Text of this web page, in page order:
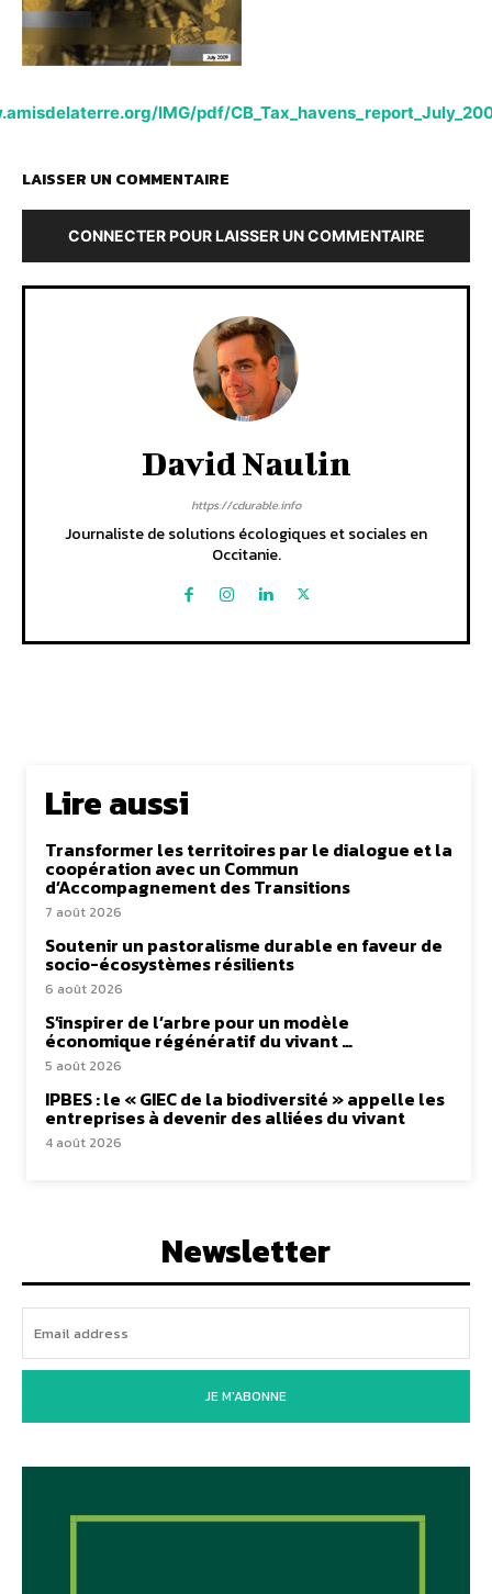
IMG/pdf/
LAISSER UN COMMENTAIRE
CONNECTER POUR LAISSER UN COMMENTAIRE
David Naulin
https://cdurable.info
Journaliste de solutions écologiques et sociales en
Occitanie.
Lire aussi
Transformer les territoires par le dialogue et la
coopération avec un Commun
d’Accompagnement des Transitions
7 août 2026
Soutenir un pastoralisme durable en faveur de
socio-écosystèmes résilients
6 août 2026
S’inspirer de l’arbre pour un modèle
économique régénératif du vivant …
5 août 2026
IPBES : le « GIEC de la biodiversité » appelle les
entreprises à devenir des alliées du vivant
4 août 2026
Newsletter
JE M'ABONNE